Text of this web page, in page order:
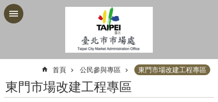
跳到主要內容區塊
首頁 公民參與專區 東門市場改建工程專區
東門市場改建工程專區